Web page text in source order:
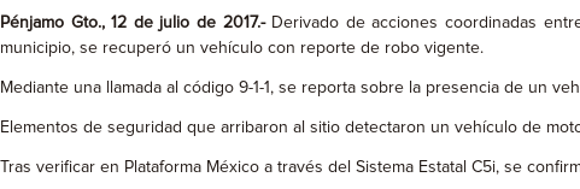
Pénjamo Gto., 12 de julio de 2017.- Derivado de acciones coordinadas
municipio, se recuperó un vehículo con reporte de robo vigente.
Mediante una llamada al código 9-1-1, se reporta sobre la presencia de un
Elementos de seguridad que arribaron al sitio detectaron un vehículo de
Tras verificar en Plataforma México a través del Sistema Estatal C5i, se